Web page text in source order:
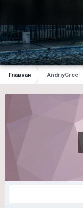
Главная AndriyGrec